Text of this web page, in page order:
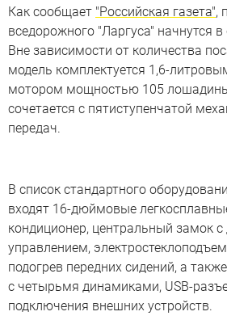
Как сообщает "Российская газета",
вседорожного "Ларгуса" начнутся
Вне зависимости от количества
модель комплектуется 1,6-
мотором мощностью 105
сочетается с пятиступенчатой
передач.
В список стандартного
входят 16-дюймовые
кондиционер, центральный замок
управлением,
подогрев передних сидений, а
с четырьмя динамиками, USB-
подключения внешних устройств.